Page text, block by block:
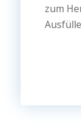
zum